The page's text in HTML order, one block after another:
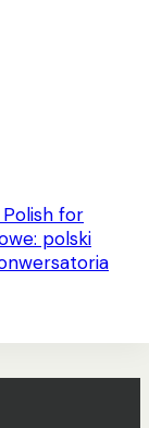
for
polski